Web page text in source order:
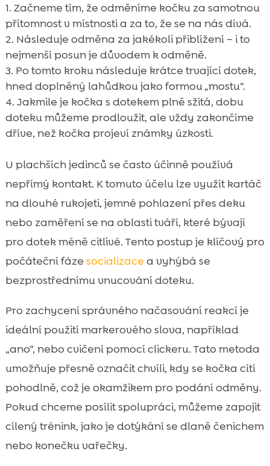
Začneme tím, že odměníme kočku za samotnou
přítomnost v místnosti a za to, že se na nás dívá.
Následuje odměna za jakékoli přiblížení – i to
nejmenší posun je důvodem k odměně.
Po tomto kroku následuje krátce trvající dotek,
hned doplněný lahůdkou jako formou „mostu“.
Jakmile je kočka s dotekem plně sžitá, dobu
doteku můžeme prodloužit, ale vždy zakončíme
dříve, než kočka projeví známky úzkosti.
U plachších jedinců se často účinně používá
nepřímý kontakt. K tomuto účelu lze využít kartáč
na dlouhé rukojeti, jemné pohlazení přes deku
nebo zaměření se na oblasti tváří, které bývají
pro dotek méně citlivé. Tento postup je klíčový pro
počáteční fáze socializace a vyhýbá se
bezprostřednímu vnucování doteku.
Pro zachycení správného načasování reakcí je
ideální použití markerového slova, například
„ano“, nebo cvičení pomocí clickeru. Tato metoda
umožňuje přesně označit chvíli, kdy se kočka cítí
pohodlně, což je okamžikem pro podání odměny.
Pokud chceme posílit spolupráci, můžeme zapojit
cílený trénink, jako je dotýkání se dlaně čenichem
nebo konečku vařečky.